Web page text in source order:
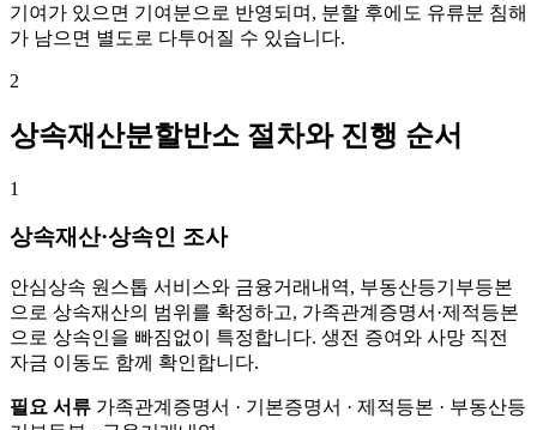
기여가 있으면 기여분으로 반영되며, 분할 후에도 유류분 침해
가 남으면 별도로 다투어질 수 있습니다.
2
상속재산분할반소 절차와 진행 순서
1
상속재산·상속인 조사
안심상속 원스톱 서비스와 금융거래내역, 부동산등기부등본
으로 상속재산의 범위를 확정하고, 가족관계증명서·제적등본
으로 상속인을 빠짐없이 특정합니다. 생전 증여와 사망 직전
자금 이동도 함께 확인합니다.
필요 서류 가족관계증명서 · 기본증명서 · 제적등본 · 부동산등